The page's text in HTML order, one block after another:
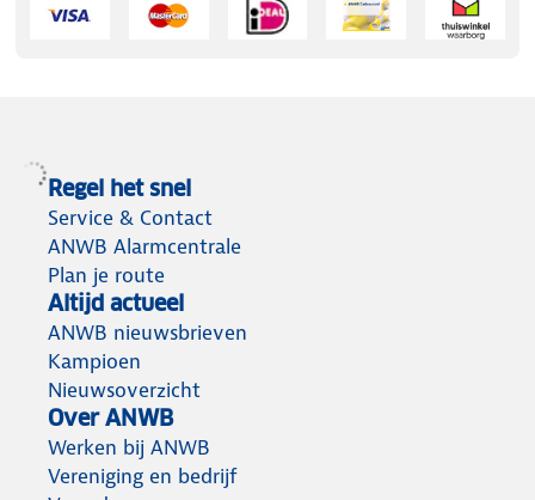
Regel het snel
Service & Contact
ANWB Alarmcentrale
Plan je route
Altijd actueel
ANWB nieuwsbrieven
Kampioen
Nieuwsoverzicht
Over ANWB
Werken bij ANWB
Vereniging en bedrijf